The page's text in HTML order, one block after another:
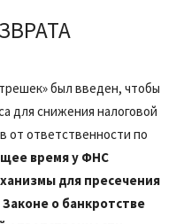
был введен, чтобы
для снижения налоговой
от ответственности по
время у ФНС
для пресечения
о банкротстве